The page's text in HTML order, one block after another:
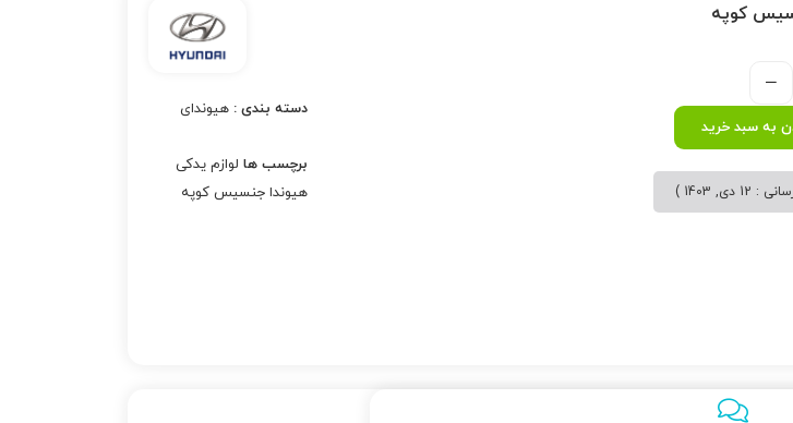
کوپه
به سبد خرید
دی, 1403 )
دسته بندی :هیوندای
برچسب ها لوازم یدکی
هیوندا جنسیس کوپه